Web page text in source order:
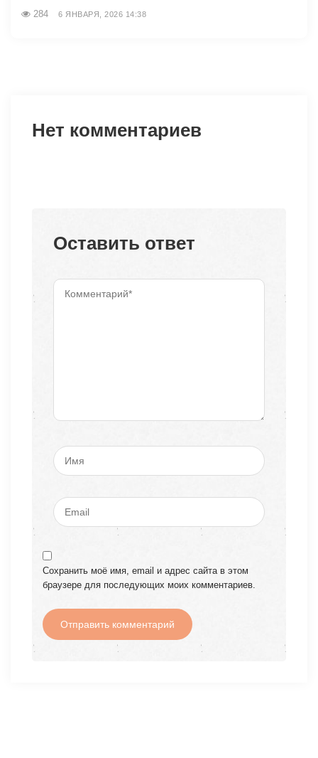
284 6 ЯНВАРЯ, 2026 14:38
Нет комментариев
Оставить ответ
Сохранить моё имя, email и адрес сайта в этом
браузере для последующих моих комментариев.